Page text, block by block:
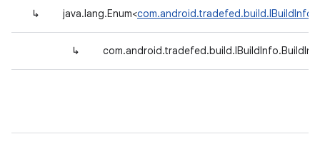
↳ java.lang.Enum<
↳